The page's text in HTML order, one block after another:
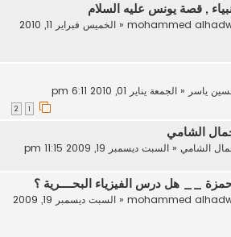
, قصة يونس عليه السلام
mohammed
«
الخميس فبراير 11, 2010
ياسر« الجمعة يناير 01, 2010 6:11 pm
الشامي
الشامي « السبت ديسمبر 19, 2009 11:15 pm
حمزة __ هل درس الفيزياء البحــــرية ؟
mohammed
«
السبت ديسمبر 19, 2009